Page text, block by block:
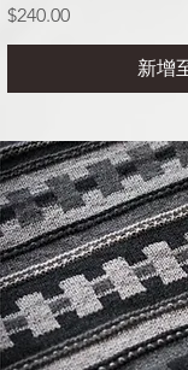
價格
$240.00
新增